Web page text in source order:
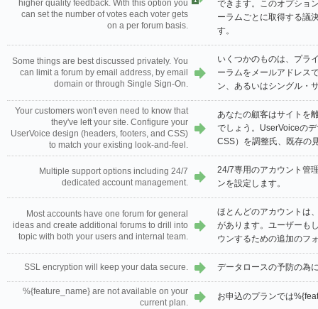
higher quality feedback. With this option you
can set the number of votes each voter gets
on a per forum basis.
できます。このオプショ
ーラムごとに取得する議
す。
Some things are best discussed privately. You
can limit a forum by email address, by email
domain or through Single Sign-On.
いくつかのものは、プラ
ーラムをメールアドレス
ン、あるいはシングル・
Your customers won't even need to know that
they've left your site. Configure your
UserVoice design (headers, footers, and CSS)
to match your existing look-and-feel.
あなたの顧客はサイトを
でしょう。UserVoiceの
CSS）を調整氏、既存の
Multiple support options including 24/7
dedicated account management.
24/7専用のアカウント管
ンを設定します。
Most accounts have one forum for general
ideas and create additional forums to drill into
topic with both your users and internal team.
ほとんどのアカウントは
があります。ユーザーも
ウンするための追加のフ
SSL encryption will keep your data secure. データロースの予防の為
%{feature_name} are not available on your
current plan.
お申込のプランでは